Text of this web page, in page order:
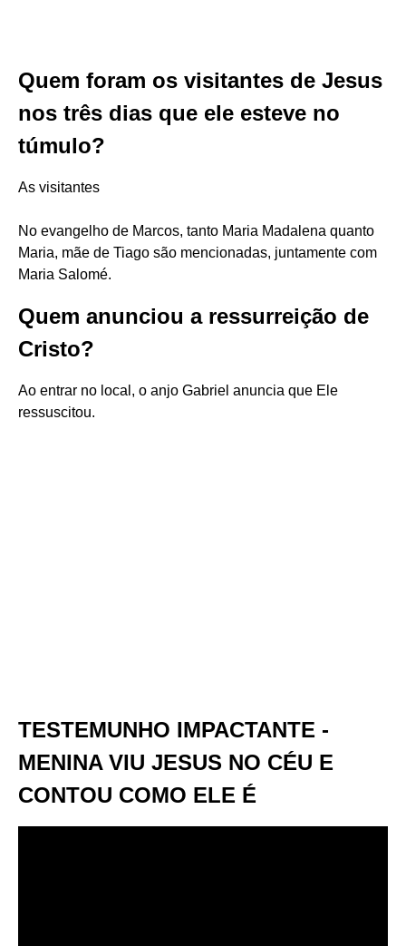
Quem foram os visitantes de Jesus
nos três dias que ele esteve no
túmulo?
As visitantes
No evangelho de Marcos, tanto Maria Madalena quanto
Maria, mãe de Tiago são mencionadas, juntamente com
Maria Salomé.
Quem anunciou a ressurreição de
Cristo?
Ao entrar no local, o anjo Gabriel anuncia que Ele
ressuscitou.
TESTEMUNHO IMPACTANTE -
MENINA VIU JESUS NO CÉU E
CONTOU COMO ELE É